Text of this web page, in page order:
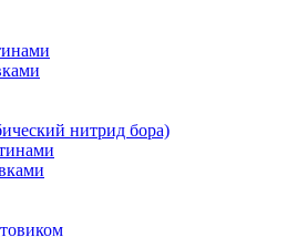
нитрид бора)